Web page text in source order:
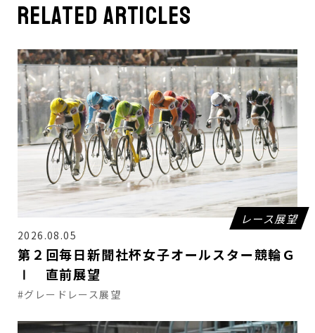
related articles
レース展望
2026.08.05
第２回毎日新聞社杯女子オールスター競輪Ｇ
Ⅰ 直前展望
#グレードレース展望